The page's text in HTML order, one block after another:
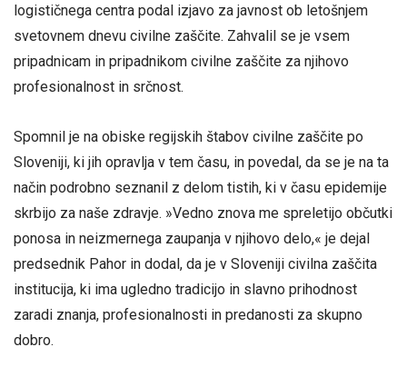
logističnega centra podal izjavo za javnost ob letošnjem
svetovnem dnevu civilne zaščite. Zahvalil se je vsem
pripadnicam in pripadnikom civilne zaščite za njihovo
profesionalnost in srčnost.
Spomnil je na obiske regijskih štabov civilne zaščite po
Sloveniji, ki jih opravlja v tem času, in povedal, da se je na ta
način podrobno seznanil z delom tistih, ki v času epidemije
skrbijo za naše zdravje. »Vedno znova me spreletijo občutki
ponosa in neizmernega zaupanja v njihovo delo,« je dejal
predsednik Pahor in dodal, da je v Sloveniji civilna zaščita
institucija, ki ima ugledno tradicijo in slavno prihodnost
zaradi znanja, profesionalnosti in predanosti za skupno
dobro.